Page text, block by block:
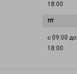
18:00
с 09:00 до
18:00